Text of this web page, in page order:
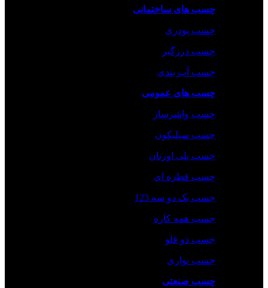
چسب های ساختمانی
چسب پودری
چسب درزگیر
چسب آب بندی
چسب های عمومی
چسب واشرساز
چسب سیلیکون
چسب پلی اورتان
چسب قطره ای
چسب یک دو سه 123
چسب همه کاره
چسب دو قلو
چسب نواری
چسب صنعتی